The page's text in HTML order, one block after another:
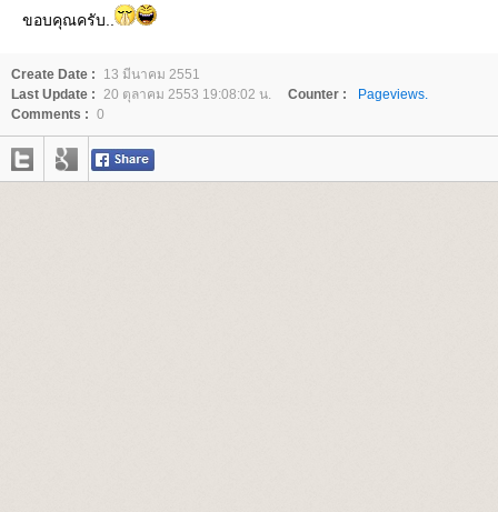
ขอบคุณครับ..
Create Date :
13 มีนาคม 2551
Last Update : 20 ตุลาคม 2553 19:08:02 น. Counter :
Pageviews.
Comments : 0